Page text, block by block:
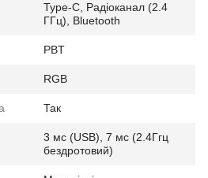
Type-C, Радіоканал (2.4
ГГц), Bluetooth
PBT
RGB
Так
3 мс (USB), 7 мс (2.4Ггц
бездротовий)